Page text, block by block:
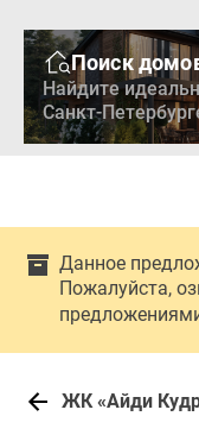
Поиск
Найдите
Санкт-
Данное
Пожалуйста,
ЖК «Айди